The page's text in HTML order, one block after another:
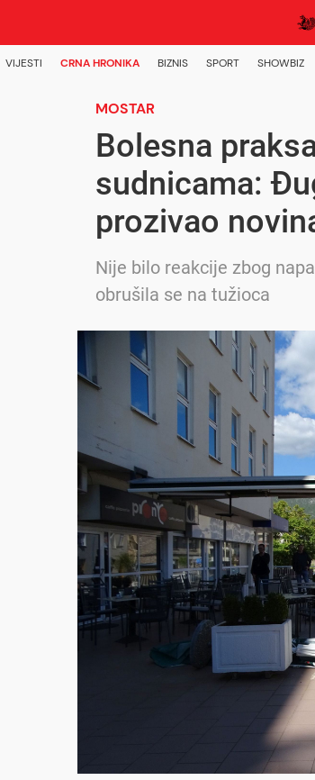
VIJESTI CRNA HRONIKA BIZNIS SPORT SHOWBIZ
MOSTAR
Bolesna
sudnicama:
prozivao
Nije bilo reakcije zbog
obrušila se na tužioca